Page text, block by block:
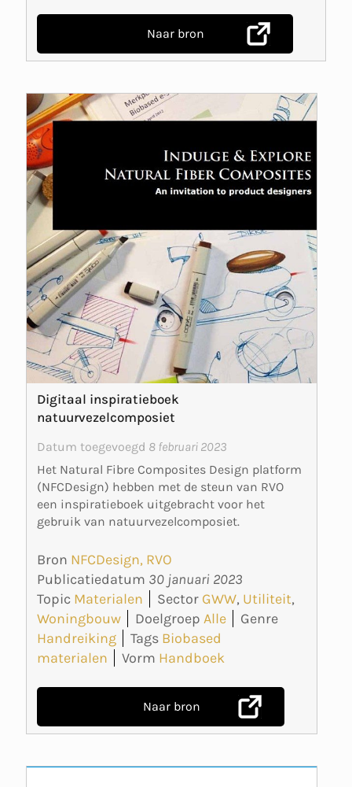
Naar bron
Digitaal inspiratieboek
natuurvezelcomposiet
Datum toegevoegd 8 februari 2023
Het Natural Fibre Composites Design platform
(NFCDesign) hebben met de steun van RVO
een inspiratieboek uitgebracht voor het
gebruik van natuurvezelcomposiet.
Bron NFCDesign, RVO
Publicatiedatum 30 januari 2023
Topic Materialen Sector GWW, Utiliteit,
Woningbouw
Doelgroep Alle
Genre
Handreiking
Tags Biobased
materialen
Vorm Handboek
Naar bron